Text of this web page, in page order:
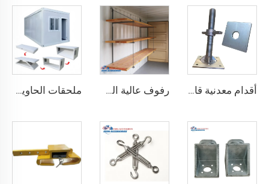
أقدام معدنية قابلة للتعديل لتسوية حاويات الشحن الثقيلة من 75 مم حتى 260 مم بسعة تحمل 12000 كجم رفوف عالية الجودة لحاويات الشحن تعليق رفوف لحاويات الشحن البحرية ملحقات الحاوية المصنوعة في الصين مستقرة وجودتها عالية، منزل حاوية قابل للطي مسبقاً